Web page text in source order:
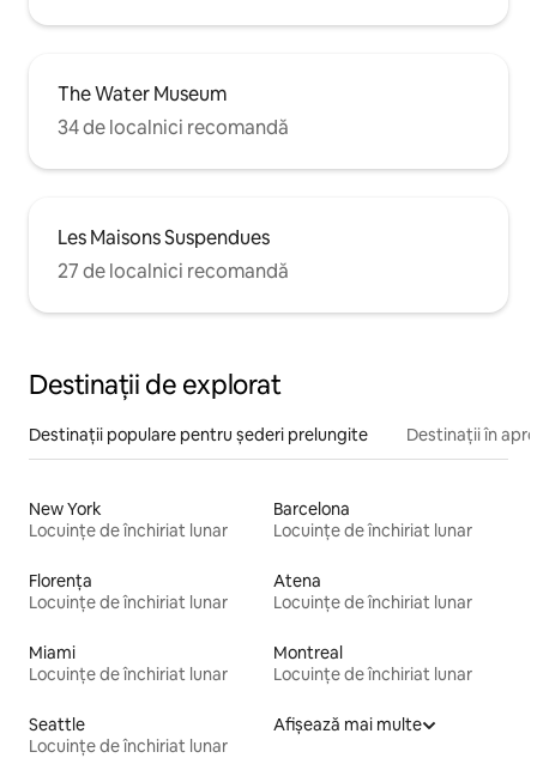
The Water Museum
34 de localnici recomandă
Les Maisons Suspendues
27 de localnici recomandă
Destinații de explorat
Destinații populare pentru șederi prelungite Destinații în
New York
Locuințe de închiriat lunar
Barcelona
Locuințe de închiriat lunar
Florența
Locuințe de închiriat lunar
Atena
Locuințe de închiriat lunar
Miami
Locuințe de închiriat lunar
Montreal
Locuințe de închiriat lunar
Seattle
Locuințe de închiriat lunar
Afișează mai multe